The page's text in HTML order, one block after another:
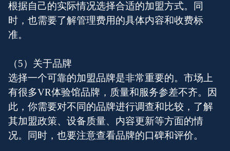
根据自己的实际情况选择合适的加盟方式。同
时，也需要了解管理费用的具体内容和收费标
准。
（5）关于品牌
选择一个可靠的加盟品牌是非常重要的。市场上
有很多VR体验馆品牌，质量和服务参差不齐。因
此，你需要对不同的品牌进行调查和比较，了解
其加盟政策、设备质量、内容更新等方面的情
况。同时，也要注意查看品牌的口碑和评价。